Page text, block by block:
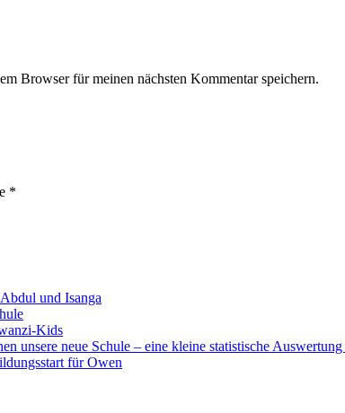
Browser für meinen nächsten Kommentar speichern.
*
und Isanga
Kids
unsere neue Schule – eine kleine statistische
für Owen